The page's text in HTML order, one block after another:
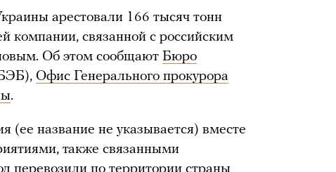
арестовали 166 тысяч тонн
компании, связанной с российским
Об этом сообщают Бюро
Офис Генерального прокурора
.
(ее название не указывается) вместе
также связанными
перевозили по территории страны